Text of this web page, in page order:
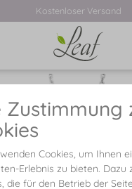
Kostenloser Versand
Zustimmung
Cookies, um Ihnen
Erlebnis zu bieten. Dazu
die für den Betrieb der